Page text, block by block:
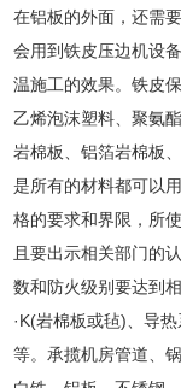
在铝板的外面，还需
会用到铁皮压边机设
温施工的效果。铁皮
乙烯泡沫塑料、聚氨
岩棉板、铝箔岩棉板
是所有的材料都可以
格的要求和界限，所
且要出示相关部门的
数和防火级别要达到
·K(岩棉板或毡)、导
等。承揽机房管道、